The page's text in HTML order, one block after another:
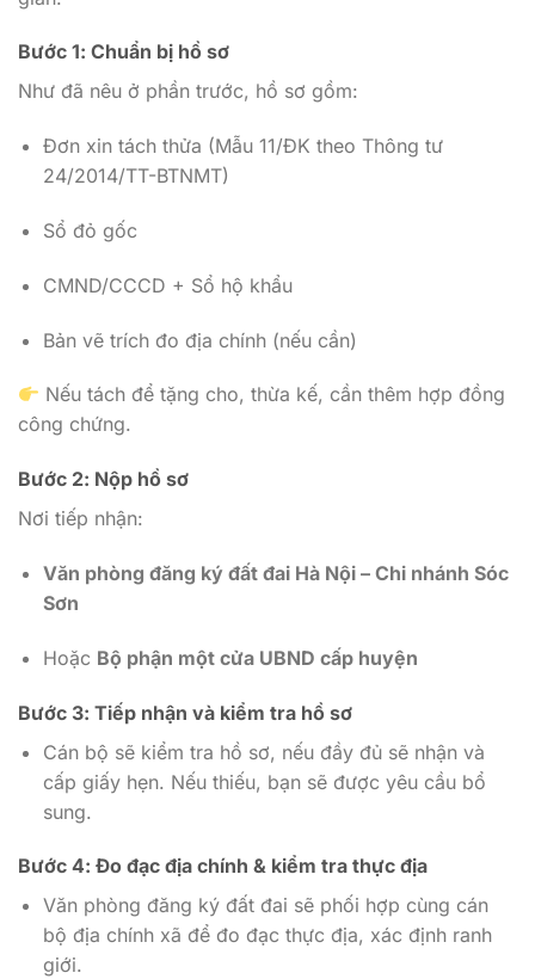
Bước 1: Chuẩn bị hồ sơ
Như đã nêu ở phần trước, hồ sơ gồm:
Đơn xin tách thửa (Mẫu 11/ĐK theo Thông tư
24/2014/TT-BTNMT)
Sổ đỏ gốc
CMND/CCCD + Sổ hộ khẩu
Bản vẽ trích đo địa chính (nếu cần)
Nếu tách để tặng cho, thừa kế, cần thêm hợp đồng
công chứng.
Bước 2: Nộp hồ sơ
Nơi tiếp nhận:
Văn phòng đăng ký đất đai Hà Nội – Chi nhánh Sóc
Sơn
Hoặc Bộ phận một cửa UBND cấp huyện
Bước 3: Tiếp nhận và kiểm tra hồ sơ
Cán bộ sẽ kiểm tra hồ sơ, nếu đầy đủ sẽ nhận và
cấp giấy hẹn. Nếu thiếu, bạn sẽ được yêu cầu bổ
sung.
Bước 4: Đo đạc địa chính & kiểm tra thực địa
Văn phòng đăng ký đất đai sẽ phối hợp cùng cán
bộ địa chính xã để đo đạc thực địa, xác định ranh
giới.